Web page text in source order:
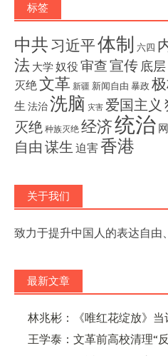
标签
中共习近平体制 六四
法 大学 奴役 审查宣传底层
灭绝文革 新疆 新闻自由 暴政
生 法治洗脑 灾害 爱国主义
灭绝 种族灭绝 经济统治
自由 谋生 迫害香港
关于我们
致力于提升中国人的表达自由
最新文章
林兆彬：《唯红花绽放》
王学泰：文革前高校清理“